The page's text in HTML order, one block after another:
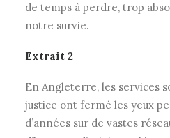
de temps à perdre, trop
notre survie.
Extrait 2
En Angleterre, les services
justice ont fermé les yeux
d’années sur de vastes